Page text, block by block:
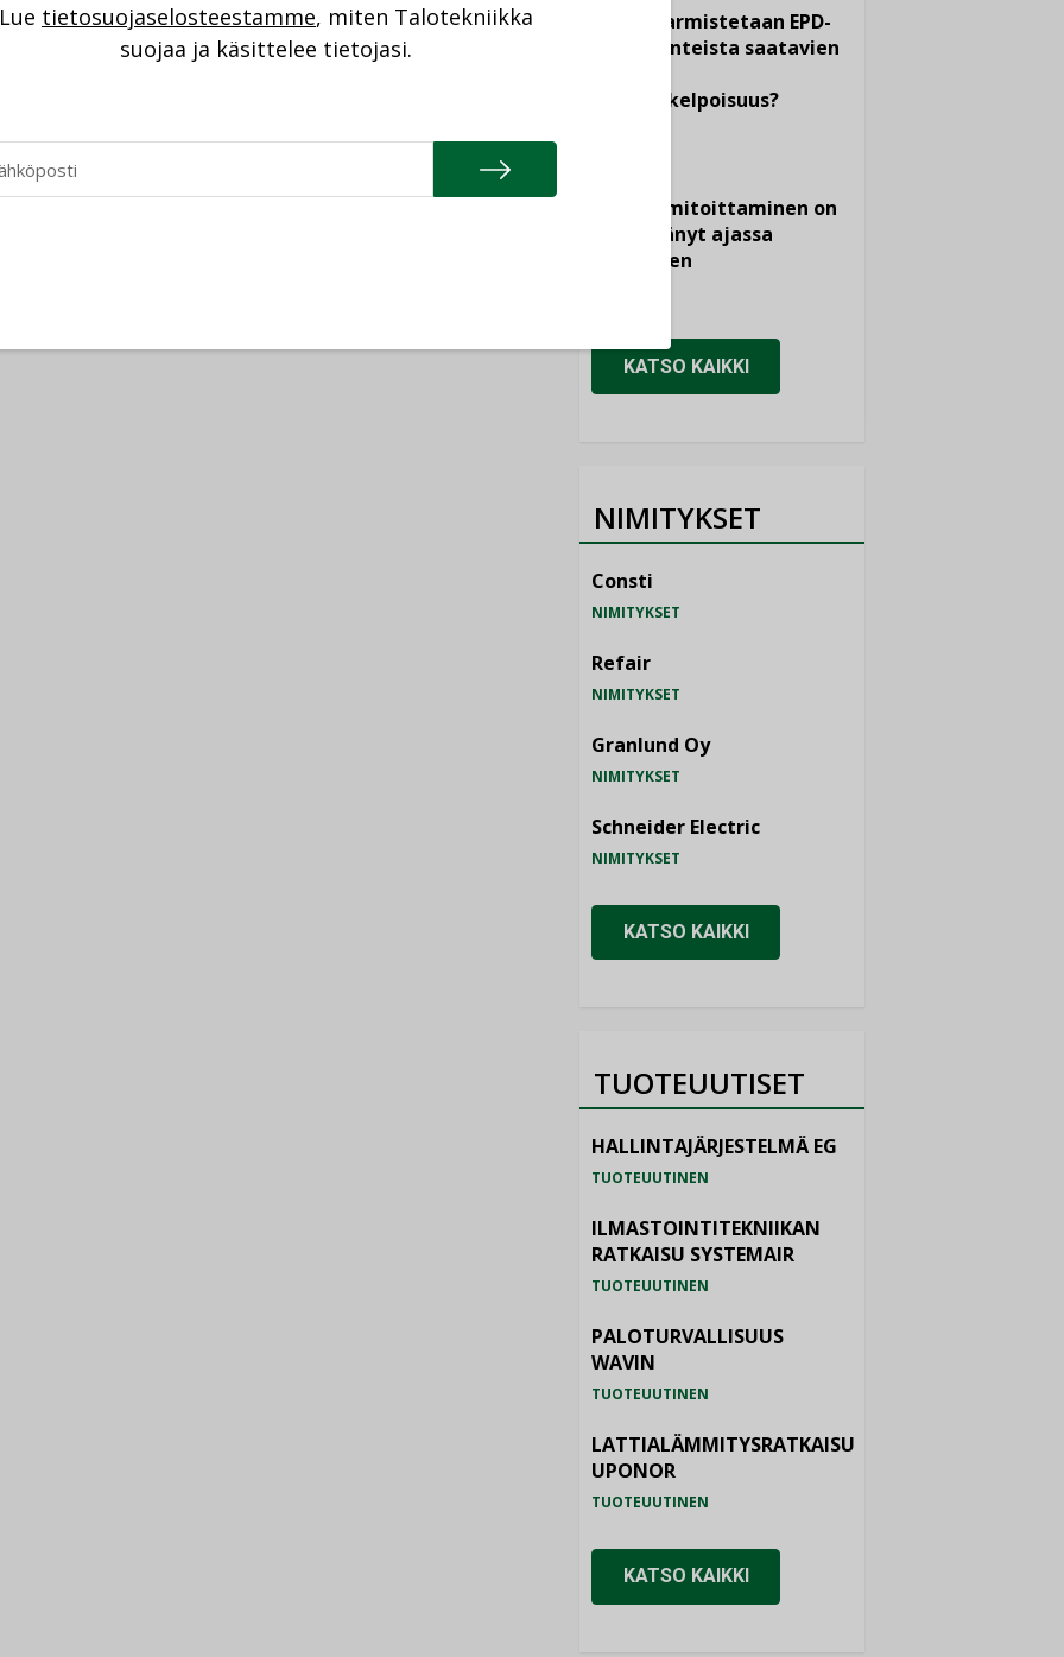
Miten varmistetaan EPD-
dokumenteista saatavien
vertailukelpoisuus?
viemärimitoittaminen on
jämähtänyt ajassa
paikalleen
KATSO KAIKKI
NIMITYKSET
Consti
NIMITYKSET
Refair
NIMITYKSET
Granlund Oy
NIMITYKSET
Schneider Electric
NIMITYKSET
KATSO KAIKKI
TUOTEUUTISET
HALLINTAJÄRJESTELMÄ EG
TUOTEUUTINEN
ILMASTOINTITEKNIIKAN
RATKAISU SYSTEMAIR
TUOTEUUTINEN
PALOTURVALLISUUS
WAVIN
TUOTEUUTINEN
LATTIALÄMMITYSRATKAISU
UPONOR
TUOTEUUTINEN
KATSO KAIKKI
Lue tietosuojaselosteestamme, miten Talotekniikka
suojaa ja käsittelee tietojasi.